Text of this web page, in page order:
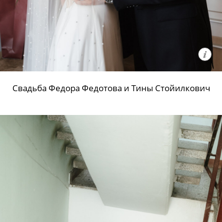
Свадьба Федора Федотова и Тины Стойилкович